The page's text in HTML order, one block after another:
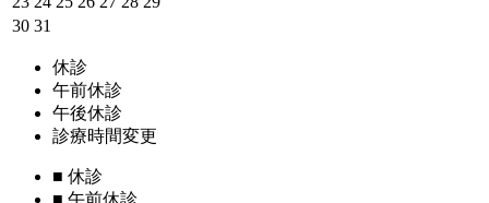
30 31
休診
午前休診
午後休診
診療時間変更
■ 休診